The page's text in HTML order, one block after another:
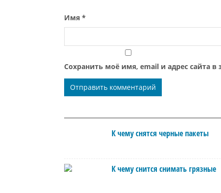
Имя *
Сохранить моё имя, email и адрес сайта
К чему снятся черные пакеты
К чему снится снимать грязные